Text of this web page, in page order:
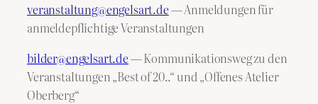
veranstaltung@engelsart.de— Anmeldungen für
anmeldepflichtige Veranstaltungen
bilder@engelsart.de— Kommunikationsweg zu den
Veranstaltungen „Best of 20..“ und „Offenes Atelier
Oberberg“